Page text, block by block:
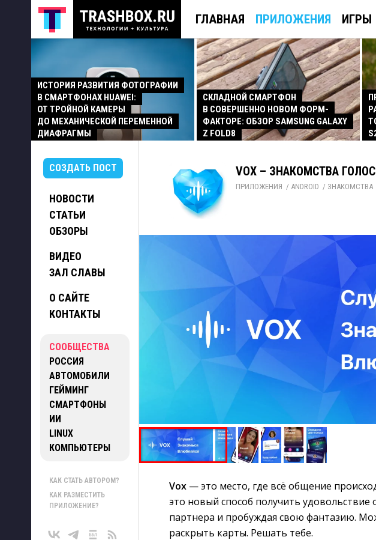
ГЛАВНАЯ ПРИЛОЖЕНИЯ ИГРЫ
ИСТОРИЯ РАЗВИТИЯ ФОТОГРАФИИ
В СМАРТФОНАХ HUAWEI:
ОТ ТРОЙНОЙ КАМЕРЫ
ДО МЕХАНИЧЕСКОЙ ПЕРЕМЕННОЙ
ДИАФРАГМЫ
СКЛАДНОЙ СМАРТФОН
В СОВЕРШЕННО НОВОМ ФОРМ-
ФАКТОРЕ: ОБЗОР SAMSUNG GALAXY
Z FOLD8
СОЗДАТЬ ПОСТ
НОВОСТИ
СТАТЬИ
ОБЗОРЫ
ВИДЕО
ЗАЛ СЛАВЫ
О САЙТЕ
КОНТАКТЫ
СООБЩЕСТВА
РОССИЯ
АВТОМОБИЛИ
ГЕЙМИНГ
СМАРТФОНЫ
ИИ
LINUX
КОМПЬЮТЕРЫ
КАК СТАТЬ АВТОРОМ?
КАК РАЗМЕСТИТЬ
ПРИЛОЖЕНИЕ?
VOX – ЗНАКОМСТВА
ПРИЛОЖЕНИЯ / ANDROID / ЗНАКОМСТВА
Vox — это место, где всё общение
это новый способ получить
партнера и пробуждая свою фантазию.
раскрыть карты. Решать тебе.